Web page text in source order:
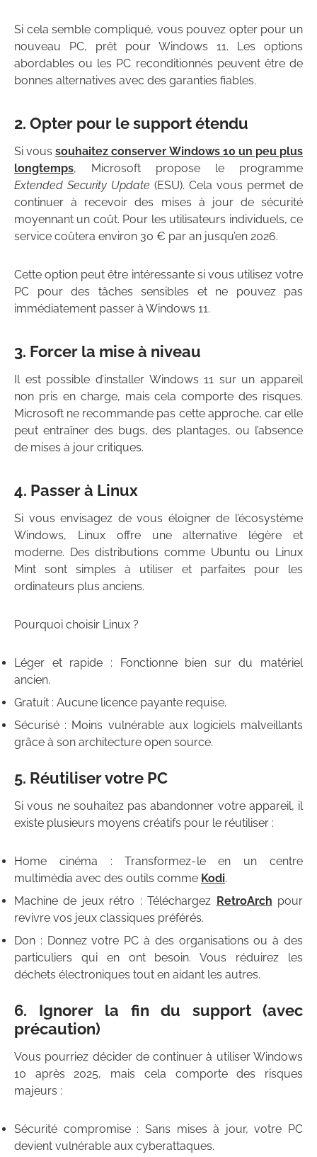
Si cela semble compliqué, vous pouvez opter pour un
nouveau PC, prêt pour Windows 11. Les options
abordables ou les PC reconditionnés peuvent être de
bonnes alternatives avec des garanties fiables.
2. Opter pour le support étendu
Si voussouhaitez conserver Windows 10 un peu plus
longtemps, Microsoft propose le programme
Extended Security Update (ESU). Cela vous permet de
continuer à recevoir des mises à jour de sécurité
moyennant un coût. Pour les utilisateurs individuels, ce
service coûtera environ 30 € par an jusqu’en 2026.
Cette option peut être intéressante si vous utilisez votre
PC pour des tâches sensibles et ne pouvez pas
immédiatement passer à Windows 11.
3. Forcer la mise à niveau
Il est possible d’installer Windows 11 sur un appareil
non pris en charge, mais cela comporte des risques.
Microsoft ne recommande pas cette approche, car elle
peut entraîner des bugs, des plantages, ou l’absence
de mises à jour critiques.
4. Passer à Linux
Si vous envisagez de vous éloigner de l’écosystème
Windows, Linux offre une alternative légère et
moderne. Des distributions comme Ubuntu ou Linux
Mint sont simples à utiliser et parfaites pour les
ordinateurs plus anciens.
Pourquoi choisir Linux ?
Léger et rapide : Fonctionne bien sur du matériel
ancien.
Gratuit : Aucune licence payante requise.
Sécurisé : Moins vulnérable aux logiciels malveillants
grâce à son architecture open source.
5. Réutiliser votre PC
Si vous ne souhaitez pas abandonner votre appareil, il
existe plusieurs moyens créatifs pour le réutiliser :
Home cinéma : Transformez-le en un centre
multimédia avec des outils comme Kodi.
Machine de jeux rétro : Téléchargez RetroArch pour
revivre vos jeux classiques préférés.
Don : Donnez votre PC à des organisations ou à des
particuliers qui en ont besoin. Vous réduirez les
déchets électroniques tout en aidant les autres.
6. Ignorer la fin du support (avec
précaution)
Vous pourriez décider de continuer à utiliser Windows
10 après 2025, mais cela comporte des risques
majeurs :
Sécurité compromise : Sans mises à jour, votre PC
devient vulnérable aux cyberattaques.